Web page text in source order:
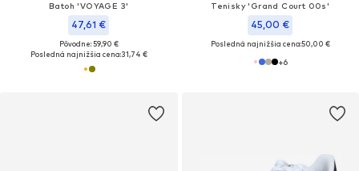
Batoh 'VOYAGE 3'
47,61 €
Pôvodne: 59,90 €
Posledná najnižšia cena:31,74 €
Tenisky 'Grand Court 00s'
45,00 €
Posledná najnižšia cena:50,00 €
+6